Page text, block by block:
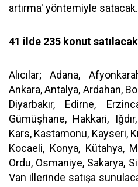
artırma' yöntemiyle satacak.
41 ilde 235 konut satılacak
Alıcılar; Adana,
Ankara, Antalya, Ardahan,
Diyarbakır, Edirne,
Gümüşhane, Hakkari,
Kars, Kastamonu, Kayseri,
Kocaeli, Konya, Kütahya,
Ordu, Osmaniye, Sakarya,
Van illerinde satışa